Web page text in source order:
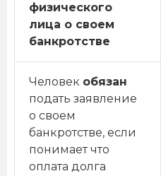
физического
лица о своем
банкротстве
Человек обязан
подать заявление
о своем
банкротстве, если
понимает что
оплата долга